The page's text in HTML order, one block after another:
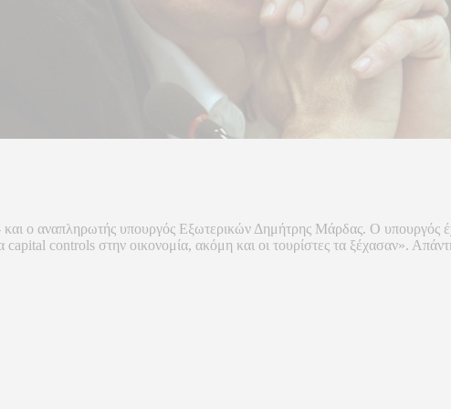
ο αναπληρωτής υπουργός Εξωτερικών Δημήτρης Μάρδας. Ο υπουργός
controls στην οικονομία, ακόμη και οι τουρίστες τα ξέχασαν».